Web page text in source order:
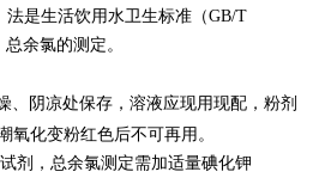
是生活饮用水卫生标准（GB/T
余氯的测定。
、阴凉处保存， 溶液应现用现配 ，粉剂
氧化变粉红色后不可再用。
剂，总余氯测定需加适量碘化钾